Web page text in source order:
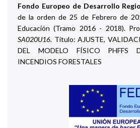
Fondo Europeo de Desarrollo
de la orden de 25 de Febrero de
Educación (Tramo 2016 - 2018).
SA020U16. Título: AJUSTE,
DEL MODELO FÍSICO PHFFS
INCENDIOS FORESTALES